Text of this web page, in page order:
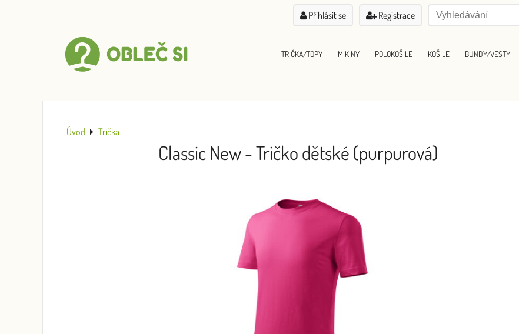
Přihlásit se Registrace
TRIČKA/TOPY MIKINY POLOKOŠILE KOŠILE BUNDY/VESTY
Úvod Trička
Classic New - Tričko dětské (purpurová)